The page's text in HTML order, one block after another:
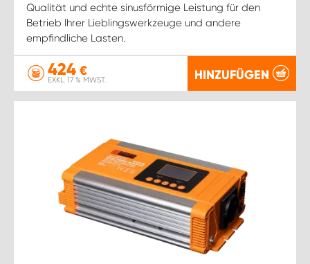
Qualität und echte sinusförmige Leistung für den
Betrieb Ihrer Lieblingswerkzeuge und andere
empfindliche Lasten.
424 €
EXKL. 17 % MWST. HINZUFÜGEN